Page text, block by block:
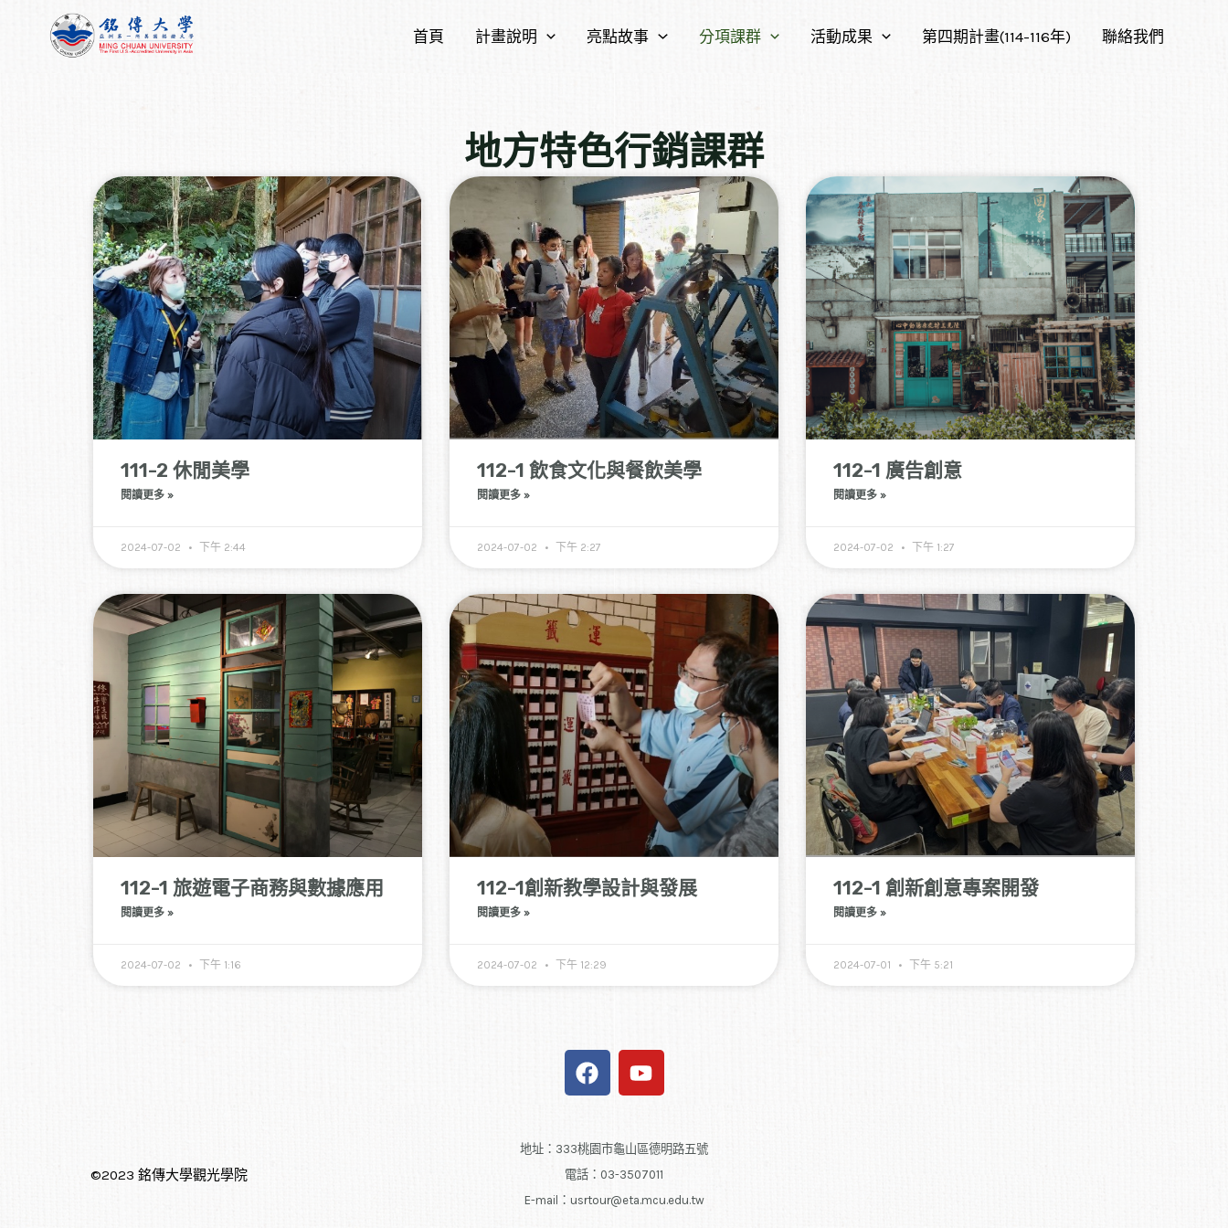
首頁 計畫說明 亮點故事 分項課群 活動成果 第四期計畫(114-116年) 聯絡我們
地方特色行銷課群
111-2 休閒美學
閱讀更多 »
2024-07-02 下午 2:44
112-1 飲食文化與餐飲美學
閱讀更多 »
2024-07-02 下午 2:27
112-1 廣告創意
閱讀更多 »
2024-07-02 下午 1:27
112-1 旅遊電子商務與數據應用
閱讀更多 »
2024-07-02 下午 1:16
112-1創新教學設計與發展
閱讀更多 »
2024-07-02 下午 12:29
112-1 創新創意專案開發
閱讀更多 »
2024-07-01 下午 5:21
F
a
b
o
o
Y
o
u
b
e
©2023 銘傳大學觀光學院
地址：333桃園市龜山區德明路五號
電話：03-3507011
E-mail：usrtour@eta.mcu.edu.tw